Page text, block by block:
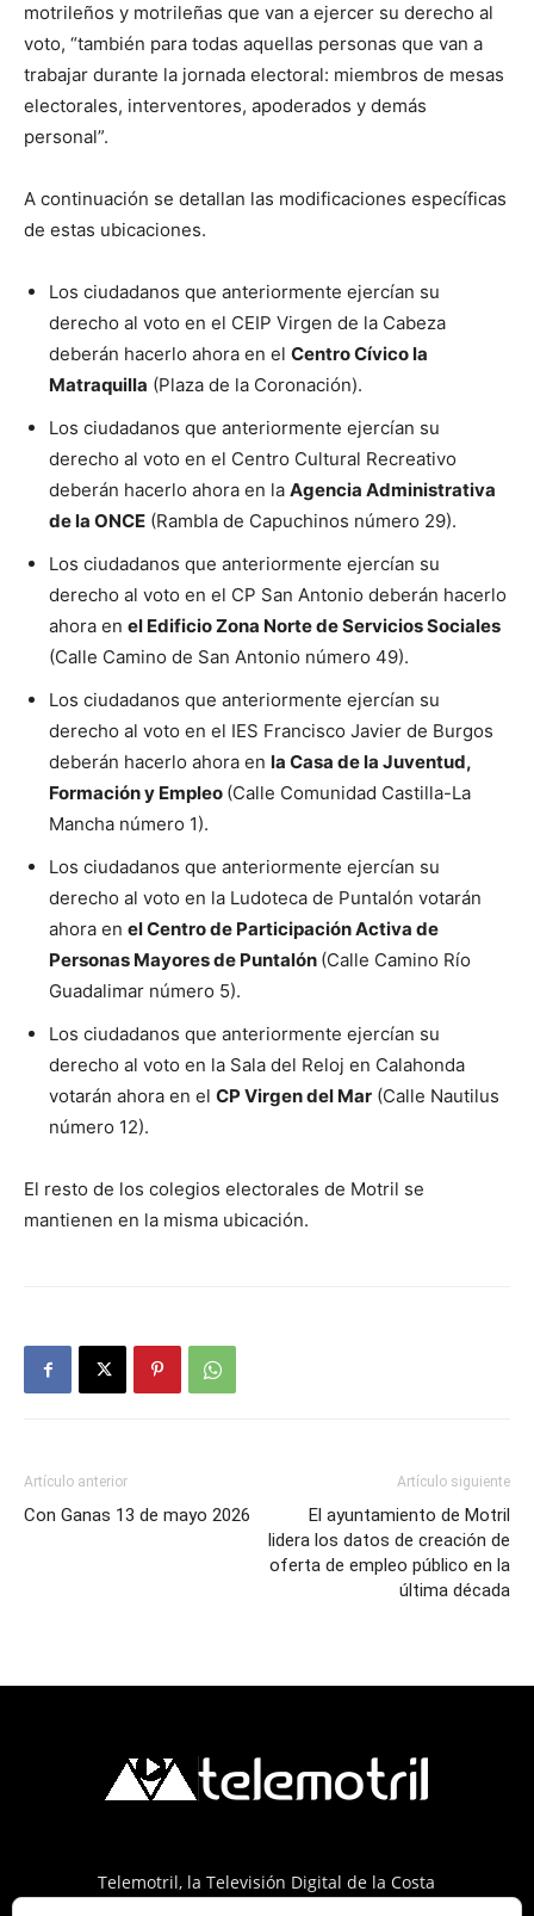
motrileños y motrileñas que van a ejercer su derecho al
voto, “también para todas aquellas personas que van a
trabajar durante la jornada electoral: miembros de mesas
electorales, interventores, apoderados y demás
personal”.
A continuación se detallan las modificaciones específicas
de estas ubicaciones.
Los ciudadanos que anteriormente ejercían su
derecho al voto en el CEIP Virgen de la Cabeza
deberán hacerlo ahora en el Centro Cívico la
Matraquilla (Plaza de la Coronación).
Los ciudadanos que anteriormente ejercían su
derecho al voto en el Centro Cultural Recreativo
deberán hacerlo ahora en la Agencia Administrativa
de la ONCE (Rambla de Capuchinos número 29).
Los ciudadanos que anteriormente ejercían su
derecho al voto en el CP San Antonio deberán hacerlo
ahora en el Edificio Zona Norte de Servicios Sociales
(Calle Camino de San Antonio número 49).
Los ciudadanos que anteriormente ejercían su
derecho al voto en el IES Francisco Javier de Burgos
deberán hacerlo ahora en la Casa de la Juventud,
Formación y Empleo (Calle Comunidad Castilla-La
Mancha número 1).
Los ciudadanos que anteriormente ejercían su
derecho al voto en la Ludoteca de Puntalón votarán
ahora en el Centro de Participación Activa de
Personas Mayores de Puntalón (Calle Camino Río
Guadalimar número 5).
Los ciudadanos que anteriormente ejercían su
derecho al voto en la Sala del Reloj en Calahonda
votarán ahora en el CP Virgen del Mar (Calle Nautilus
número 12).
El resto de los colegios electorales de Motril se
mantienen en la misma ubicación.
Artículo anterior
Con Ganas 13 de mayo 2026
Artículo siguiente
El ayuntamiento de Motril
lidera los datos de creación de
oferta de empleo público en la
última década
Telemotril, la Televisión Digital de la Costa